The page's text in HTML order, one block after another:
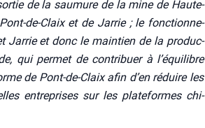
de la sau­mure de la mine de Hau­te­
de-Claix et de Jar­rie ; le fonc­tion­ne­
Jar­rie et donc le main­tien de la pro­duc­
qui per­met de contri­buer à l’équilibre
de Pont-de-Claix afin d’en réduire les
entre­prises sur les pla­te­formes chi­